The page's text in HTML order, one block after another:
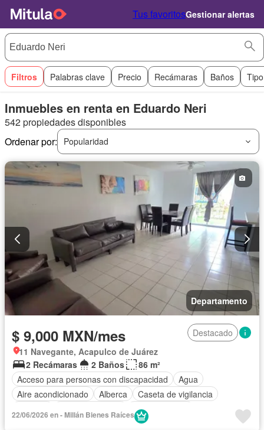
Tus favoritosGestionar alertas
Filtros Palabras clave Precio Recámaras Baños
Inmuebles en renta en Eduardo Neri
542 propiedades disponibles
Ordenar por:
Popularidad
Departamento
$ 9,000 MXN/mes
Destacado
11 Navegante, Acapulco de Juárez
2 Recámaras
2 Baños
86 m²
Acceso para personas con discapacidad
Agua
Aire acondicionado
Alberca
Caseta de vigilancia
Cocina integral
Electricidad
22/06/2026 en - Millán Bienes Raíces